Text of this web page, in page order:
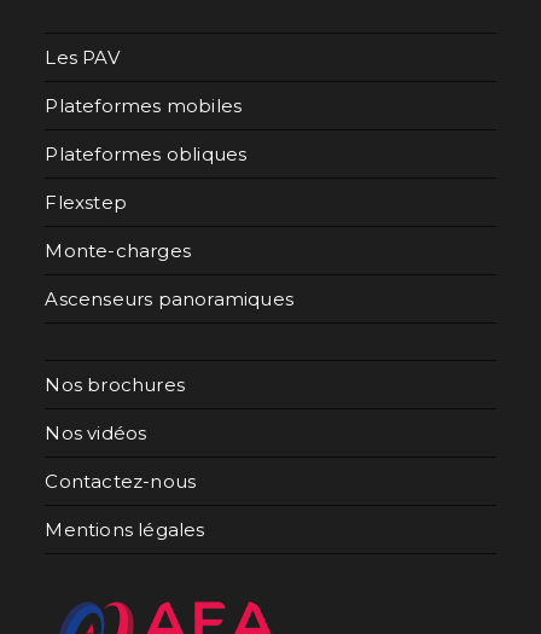
Les PAV
Plateformes mobiles
Plateformes obliques
Flexstep
Monte-charges
Ascenseurs panoramiques
Nos brochures
Nos vidéos
Contactez-nous
Mentions légales